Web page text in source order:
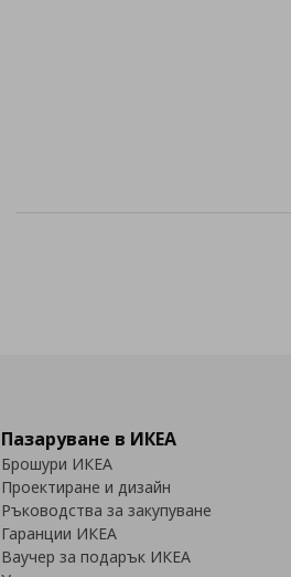
Пазаруване в ИКЕА
Брошури ИКЕА
Проектиране и дизайн
Ръководства за закупуване
Гаранции ИКЕА
Ваучер за подарък ИКЕА